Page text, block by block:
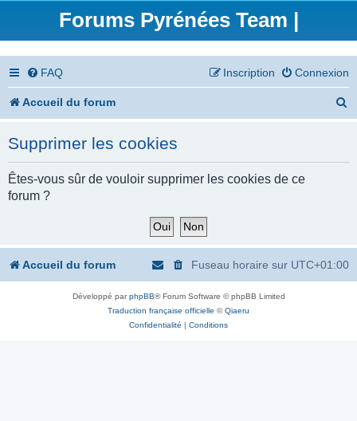
Forums Pyrénées Team |
FAQ Connexion
Inscription
Accueil du forum
c
Supprimer les cookies
Êtes-vous sûr de vouloir supprimer les cookies de ce
forum ?
Accueil du forum Fuseau horaire sur UTC+01:00
Développé parphpBB® Forum Software © phpBB Limited
Traduction française officielle ©Qiaeru
Confidentialité | Conditions